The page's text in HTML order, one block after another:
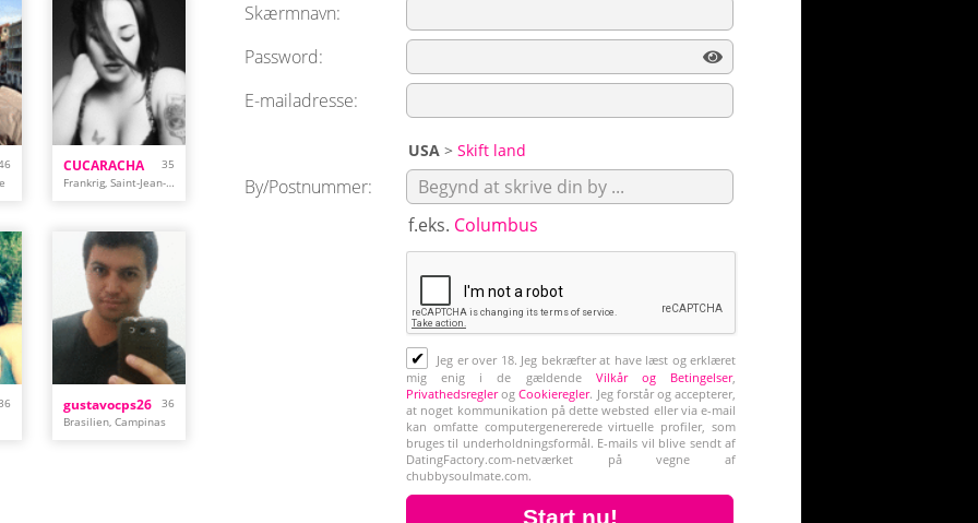
CUCARACHA
35
Frankrig, Saint-Jean-de-Luz
gustavocps26
36
Brasilien, Campinas
Skærmnavn:
Password:
E-mailadresse:
USA > Skift land
By/Postnummer:
f.eks. Columbus
✔
Jeg er over 18. Jeg bekræfter at have læst og erklæret
mig enig i de gældende Vilkår og Betingelser,
PrivathedsreglerogCookieregler. Jeg forstår og accepterer,
at noget kommunikation på dette websted eller via e-mail
kan omfatte computergenererede virtuelle profiler, som
bruges til underholdningsformål. E-mails vil blive sendt af
DatingFactory.com-netværket på vegne af
chubbysoulmate.com.